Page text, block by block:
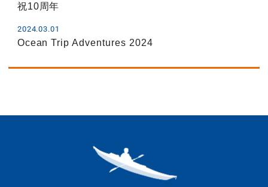
祝10周年
2024.03.01
Ocean Trip Adventures 2024